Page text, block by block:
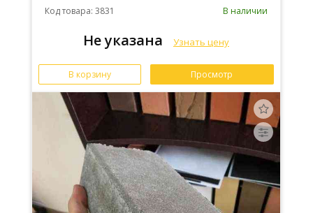
Код товара: 3831 В наличии
Не указана Узнать цену
В корзину Просмотр